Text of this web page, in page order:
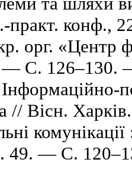
практ. конф.,
орг. «Центр
C. 126–130.
Вісн.
— C.